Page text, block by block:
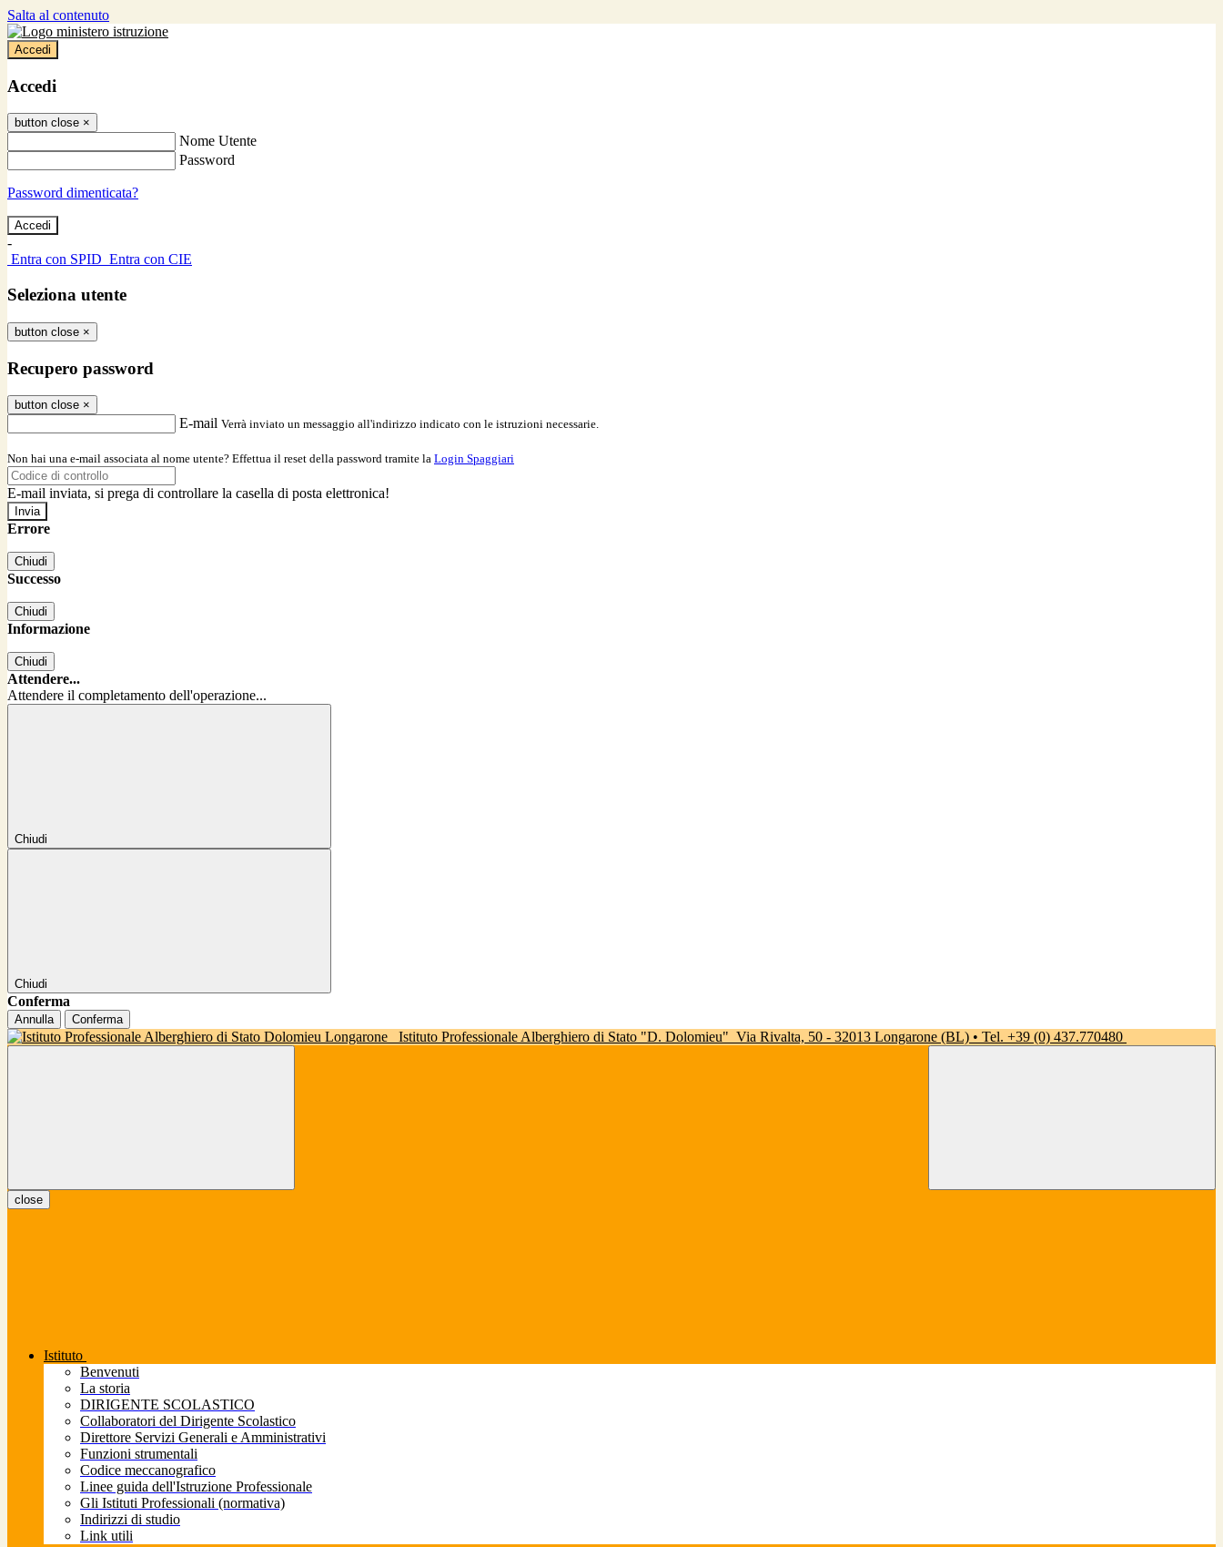
Salta al contenuto
Accedi
Accedi
button close ×
Nome Utente
Password
Password dimenticata?
-
Entra con SPID Entra con CIE
Seleziona utente
button close ×
Recupero password
button close ×
E-mail Verrà inviato un messaggio all'indirizzo indicato con le istruzioni necessarie.
Non hai una e-mail associata al nome utente? Effettua il reset della password tramite la Login Spaggiari
E-mail inviata, si prega di controllare la casella di posta elettronica!
Errore
Chiudi
Successo
Chiudi
Informazione
Chiudi
Attendere...
Attendere il completamento dell'operazione...
Chiudi
Chiudi
Conferma
Annulla Conferma
Istituto Professionale Alberghiero di Stato "D. Dolomieu" Via Rivalta, 50 - 32013 Longarone (BL) • Tel. +39 (0) 437.770480
close
Istituto
Benvenuti
La storia
DIRIGENTE SCOLASTICO
Collaboratori del Dirigente Scolastico
Direttore Servizi Generali e Amministrativi
Funzioni strumentali
Codice meccanografico
Linee guida dell'Istruzione Professionale
Gli Istituti Professionali (normativa)
Indirizzi di studio
Link utili